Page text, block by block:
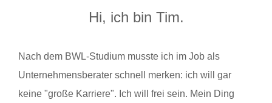
Hi, ich bin Tim.
Nach dem BWL-Studium musste ich im Job als
Unternehmensberater schnell merken: ich will gar
keine "große Karriere". Ich will frei sein. Mein Ding